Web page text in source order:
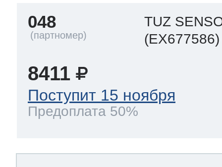
048
TUZ
(EX677586)
8411
Поступит 15 ноября
Предоплата 50%